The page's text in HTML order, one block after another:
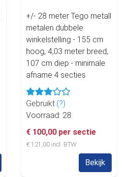
+/- 28 meter Tego metall
metalen dubbele
winkelstelling - 155 cm
hoog, 4,03 meter breed,
107 cm diep - minimale
afname 4 secties
Gebruikt (?)
Voorraad: 28
€ 100,00 per sectie
€ 121,00 incl. BTW
Bekijk